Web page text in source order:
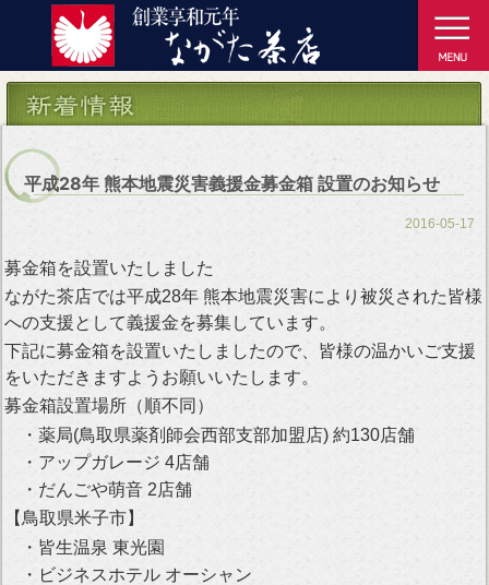
平成28年 熊本地震災害義援金募金箱 設置のお知らせ
2016-05-17
募金箱を設置いたしました
ながた茶店では平成28年 熊本地震災害により被災された皆様
への支援として義援金を募集しています。
下記に募金箱を設置いたしましたので、皆様の温かいご支援
をいただきますようお願いいたします。
募金箱設置場所 （順不同）
・薬局(鳥取県薬剤師会西部支部加盟店) 約130店舗
・アップガレージ 4店舗
・だんごや萌音 2店舗
【鳥取県米子市】
・皆生温泉 東光園
・ビジネスホテル オーシャン